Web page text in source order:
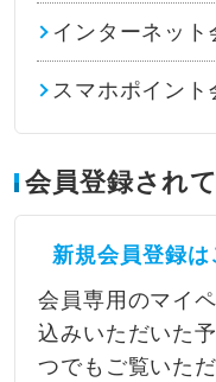
インターネット
スマホポイント
会員登録され
新規会員登録
会員専用のマイ
込みいただいた
つでもご覧いた